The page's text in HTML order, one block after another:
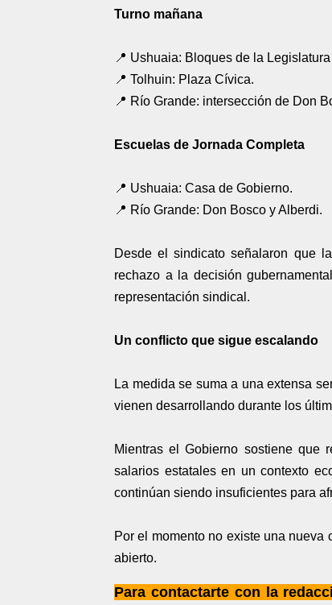
Turno mañana
📍 Ushuaia: Bloques de la
📍 Tolhuin: Plaza Cívica.
📍 Río Grande: intersección de Don
Escuelas de Jornada Completa
📍 Ushuaia: Casa de Gobierno.
📍 Río Grande: Don Bosco y Alberdi.
Desde el sindicato señalaron que
rechazo a la decisión
representación sindical.
Un conflicto que sigue escalando
La medida se suma a una extensa
vienen desarrollando durante los
Mientras el Gobierno sostiene que
salarios estatales en un contexto
continúan siendo insuficientes para
Por el momento no existe una
abierto.
Para contactarte con la